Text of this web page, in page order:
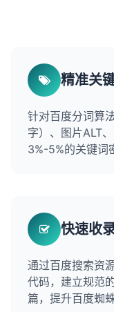
精准关
针对百度分词算
字）、图片ALT
3%-5%的关键词
快速收
通过百度搜索资
代码，建立规范
篇，提升百度蜘